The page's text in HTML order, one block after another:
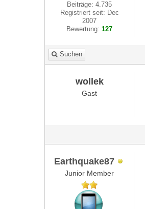
Beiträge: 4.735
Registriert seit: Dec
2007
Bewertung:127
Suchen
wollek
Gast
Earthquake87
Junior Member